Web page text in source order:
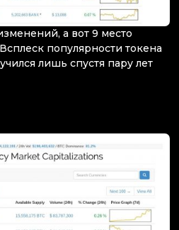
а вот 9 место
популярности токена
лишь спустя пару лет